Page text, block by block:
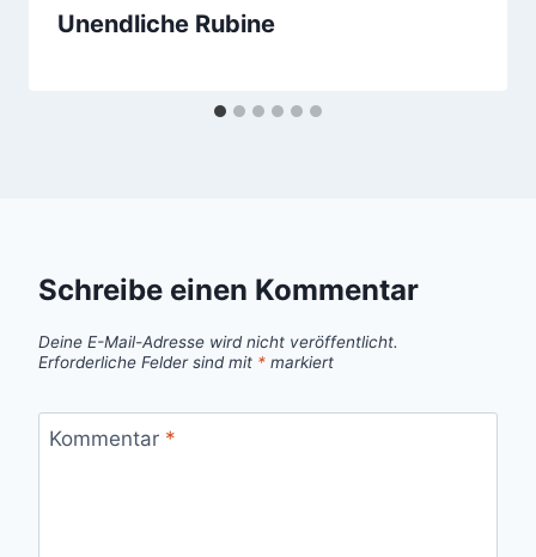
Unendliche Rubine
Schreibe einen Kommentar
Deine E-Mail-Adresse wird nicht veröffentlicht.
Erforderliche Felder sind mit * markiert
Kommentar *